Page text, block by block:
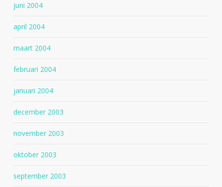
juni 2004
april 2004
maart 2004
februari 2004
januari 2004
december 2003
november 2003
oktober 2003
september 2003